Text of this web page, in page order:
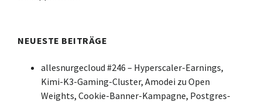
NEUESTE BEITRÄGE
allesnurgecloud #246 – Hyperscaler-Earnings,
Kimi-K3-Gaming-Cluster, Amodei zu Open
Weights, Cookie-Banner-Kampagne, Postgres-